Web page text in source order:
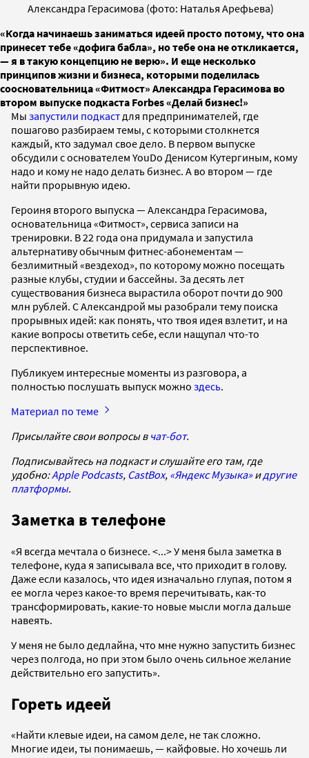
Александра Герасимова (фото: Наталья Арефьева)
«Когда начинаешь заниматься идеей просто потому, что она
принесет тебе «дофига бабла», но тебе она не откликается,
— я в такую концепцию не верю». И еще несколько
принципов жизни и бизнеса, которыми поделилась
соосновательница «Фитмост» Александра Герасимова во
втором выпуске подкаста Forbes «Делай бизнес!»
Мы запустили подкаст для предпринимателей, где
пошагово разбираем темы, с которыми столкнется
каждый, кто задумал свое дело. В первом выпуске
обсудили с основателем YouDo Денисом Кутергиным, кому
надо и кому не надо делать бизнес. А во втором — где
найти прорывную идею.
Героиня второго выпуска — Александра Герасимова,
основательница «Фитмост», сервиса записи на
тренировки. В 22 года она придумала и запустила
альтернативу обычным фитнес-абонементам —
безлимитный «вездеход», по которому можно посещать
разные клубы, студии и бассейны. За десять лет
существования бизнеса вырастила оборот почти до 900
млн рублей. С Александрой мы разобрали тему поиска
прорывных идей: как понять, что твоя идея взлетит, и на
какие вопросы ответить себе, если нащупал что-то
перспективное.
Публикуем интересные моменты из разговора, а
полностью послушать выпуск можно здесь.
Материал по теме
Присылайте свои вопросы в чат-бот.
Подписывайтесь на подкаст и слушайте его там, где
удобно:Apple Podcasts, CastBox, «Яндекс Музыка»идругие
платформы.
Заметка в телефоне
«Я всегда мечтала о бизнесе. <...> У меня была заметка в
телефоне, куда я записывала все, что приходит в голову.
Даже если казалось, что идея изначально глупая, потом я
ее могла через какое-то время перечитывать, как-то
трансформировать, какие-то новые мысли могла дальше
навеять.
У меня не было дедлайна, что мне нужно запустить бизнес
через полгода, но при этом было очень сильное желание
действительно его запустить».
Гореть идеей
«Найти клевые идеи, на самом деле, не так сложно.
Многие идеи, ты понимаешь, — кайфовые. Но хочешь ли